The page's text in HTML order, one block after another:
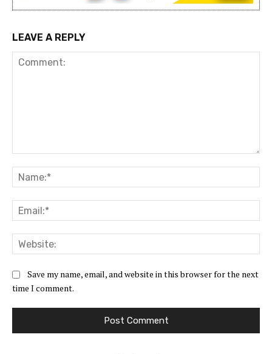
LEAVE A REPLY
Save my name, email, and website in this browser for the next
time I comment.